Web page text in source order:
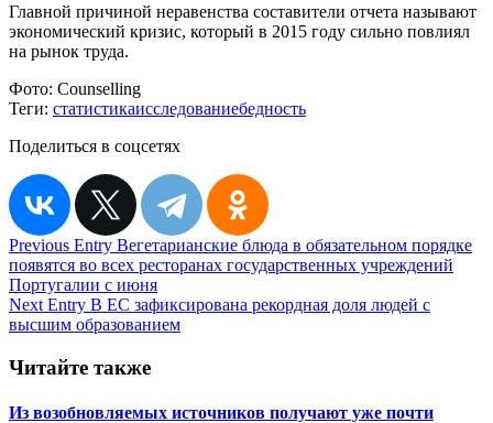
Главной причиной неравенства составители отчета называют
экономический кризис, который в 2015 году сильно повлиял
на рынок труда.
Фото: Counselling
Теги: статистикаисследованиебедность
Поделиться в соцсетях
Навигация
по
записям
Previous Entry Вегетарианские блюда в обязательном порядке
появятся во всех ресторанах государственных учреждений
Португалии с июня
Next Entry В ЕС зафиксирована рекордная доля людей с
высшим образованием
Читайте также
Из возобновляемых источников получают уже почти